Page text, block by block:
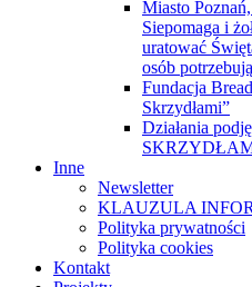
Miasto
Siepomaga i
uratować
osób
Fundacja
Skrzydłami”
Działania
Inne
Newsletter
KLAUZULA
Polityka prywatności
Polityka cookies
Kontakt